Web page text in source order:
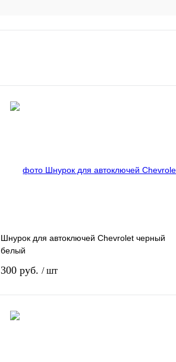
Шнурок для автоключей Chevrolet черный
белый
300 руб. / шт